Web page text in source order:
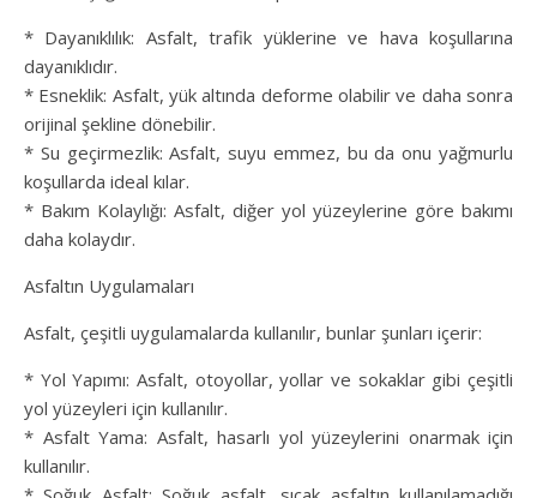
* Dayanıklılık: Asfalt, trafik yüklerine ve hava koşullarına
dayanıklıdır.
* Esneklik: Asfalt, yük altında deforme olabilir ve daha sonra
orijinal şekline dönebilir.
* Su geçirmezlik: Asfalt, suyu emmez, bu da onu yağmurlu
koşullarda ideal kılar.
* Bakım Kolaylığı: Asfalt, diğer yol yüzeylerine göre bakımı
daha kolaydır.
Asfaltın Uygulamaları
Asfalt, çeşitli uygulamalarda kullanılır, bunlar şunları içerir:
* Yol Yapımı: Asfalt, otoyollar, yollar ve sokaklar gibi çeşitli
yol yüzeyleri için kullanılır.
* Asfalt Yama: Asfalt, hasarlı yol yüzeylerini onarmak için
kullanılır.